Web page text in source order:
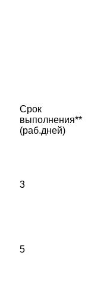
Срок
выполнения**
(раб.дней)
3
5